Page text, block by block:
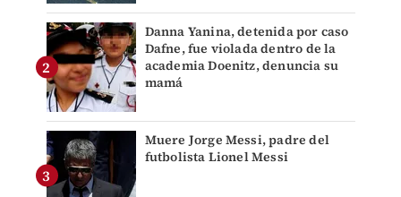
Danna Yanina, detenida por caso
Dafne, fue violada dentro de la
academia Doenitz, denuncia su
mamá
Muere Jorge Messi, padre del
futbolista Lionel Messi